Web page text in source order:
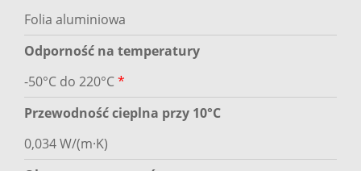
Folia aluminiowa
Odporność na temperatury
-50°C do 220°C*
Przewodność cieplna przy 10°C
0,034 W/(m·K)